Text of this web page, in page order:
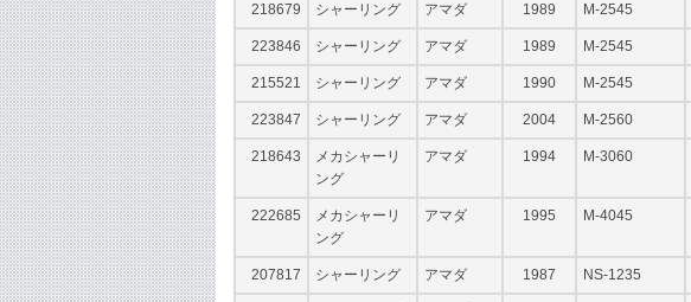
218679 シャーリング アマダ 1989 M-2545
223846 シャーリング アマダ 1989 M-2545
215521 シャーリング アマダ 1990 M-2545
223847 シャーリング アマダ 2004 M-2560
218643
メカシャーリ
ング
アマダ 1994 M-3060
222685
メカシャーリ
ング
アマダ 1995 M-4045
207817 シャーリング アマダ 1987 NS-1235